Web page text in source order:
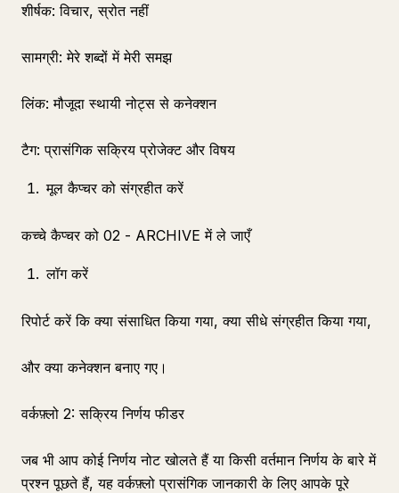
शीर्षक: विचार, स्रोत नहीं
सामग्री: मेरे शब्दों में मेरी समझ
लिंक: मौजूदा स्थायी नोट्स से कनेक्शन
टैग: प्रासंगिक सक्रिय प्रोजेक्ट और विषय
मूल कैप्चर को संग्रहीत करें
कच्चे कैप्चर को 02 - ARCHIVE में ले जाएँ
लॉग करें
रिपोर्ट करें कि क्या संसाधित किया गया, क्या सीधे संग्रहीत किया गया,
और क्या कनेक्शन बनाए गए।
वर्कफ़्लो 2: सक्रिय निर्णय फीडर
जब भी आप कोई निर्णय नोट खोलते हैं या किसी वर्तमान निर्णय के बारे में
प्रश्न पूछते हैं, यह वर्कफ़्लो प्रासंगिक जानकारी के लिए आपके पूरे